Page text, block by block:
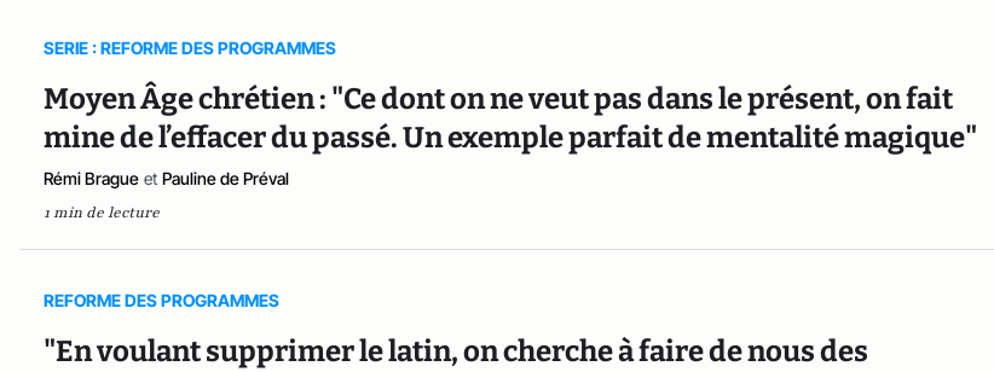
SERIE : REFORME DES PROGRAMMES
Moyen Âge chrétien : "Ce dont on ne veut pas dans le présent, on fait
mine de l’effacer du passé. Un exemple parfait de mentalité magique"
Rémi Brague et Pauline de Préval
1 min de lecture
REFORME DES PROGRAMMES
"En voulant supprimer le latin, on cherche à faire de nous des